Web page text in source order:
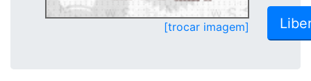
[trocar imagem]